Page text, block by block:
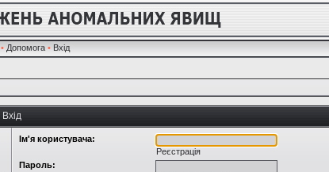
• Допомога • Вхід
Вхід
Ім'я користувача:
Реєстрація
Пароль: